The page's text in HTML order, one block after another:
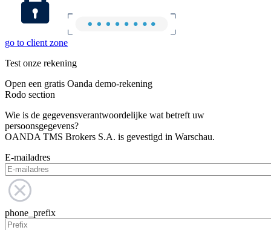
go to client zone
Test onze rekening
Open een gratis Oanda demo-rekening
Rodo section
Wie is de gegevensverantwoordelijke wat betreft uw
persoonsgegevens?
OANDA TMS Brokers S.A. is gevestigd in Warschau.
E-mailadres
phone_prefix